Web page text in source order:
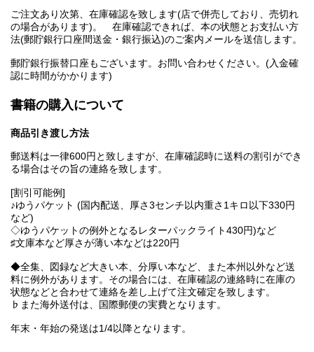
ご注文あり次第、在庫確認を致します(店で併売しており、売切れ
の場合があります)。 在庫確認できれば、本の状態とお支払い方
法(郵貯銀行口座間送金・銀行振込)のご案内メールを送信します。
郵貯銀行振替口座もございます。お問い合わせください。(入金確
認に時間がかかります)
書籍の購入について
商品引き渡し方法
郵送料は一律600円と致しますが、在庫確認時に送料の割引ができ
る場合はその旨の連絡を致します。
[割引可能例]
♪ゆうパケット (国内配送、厚さ3センチ以内重さ1キロ以下330円
など)
◇ゆうパケットの例外となるレターパックライト430円)など
♯文庫本など厚さが薄い本などは220円
◆全集、図録など大きい本、分厚い本など、また本州以外など送
料に例外があります。その場合には、在庫確認の連絡時に在庫の
状態などと合わせて連絡を差し上げて注文確定を致します。
♭また海外送付は、国際郵便の実費となります。
年末・年始の発送は1/4以降となります。